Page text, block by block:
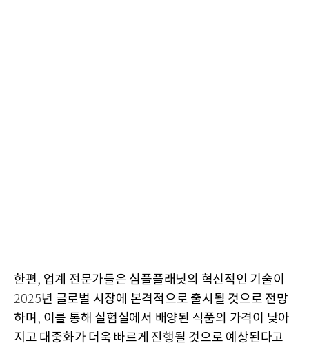
한편, 업계 전문가들은 심플플래닛의 혁신적인 기술이
2025년 글로벌 시장에 본격적으로 출시될 것으로 전망
하며 , 이를 통해 실험실에서 배양된 식품의 가격이 낮아
지고 대중화가 더욱 빠르게 진행될 것으로 예상된다고